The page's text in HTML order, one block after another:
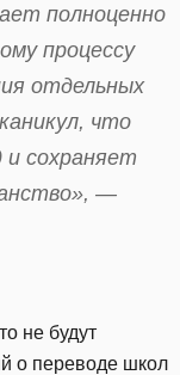
полноценно
процессу
отдельных
что
и сохраняет
—
не будут
о переводе школ